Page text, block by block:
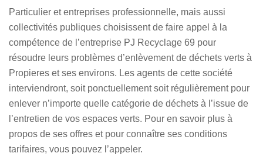
Particulier et entreprises professionnelle, mais aussi
collectivités publiques choisissent de faire appel à la
compétence de l’entreprise PJ Recyclage 69 pour
résoudre leurs problèmes d’enlèvement de déchets verts à
Propieres et ses environs. Les agents de cette société
interviendront, soit ponctuellement soit régulièrement pour
enlever n’importe quelle catégorie de déchets à l’issue de
l’entretien de vos espaces verts. Pour en savoir plus à
propos de ses offres et pour connaître ses conditions
tarifaires, vous pouvez l’appeler.